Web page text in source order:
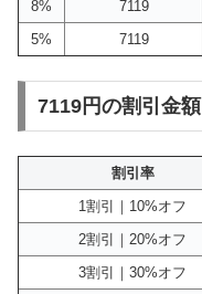
8%
7119
5%
7119
7119円の割引金額
割引率
1割引｜10%オフ
2割引｜20%オフ
3割引｜30%オフ